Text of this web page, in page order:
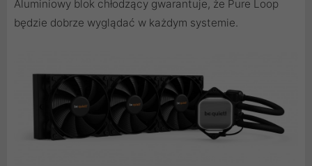
Aluminiowy blok chłodzący gwarantuje, że Pure Loop
będzie dobrze wyglądać w każdym systemie.